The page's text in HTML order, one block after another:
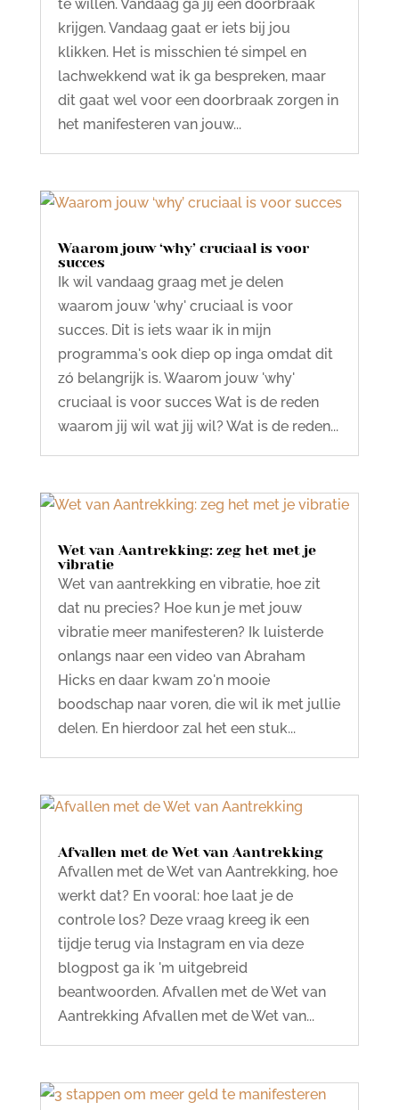
te willen. Vandaag ga jij een doorbraak
krijgen. Vandaag gaat er iets bij jou
klikken. Het is misschien té simpel en
lachwekkend wat ik ga bespreken, maar
dit gaat wel voor een doorbraak zorgen in
het manifesteren van jouw...
Waarom jouw ‘why’ cruciaal is voor
succes
Ik wil vandaag graag met je delen
waarom jouw 'why' cruciaal is voor
succes. Dit is iets waar ik in mijn
programma's ook diep op inga omdat dit
zó belangrijk is. Waarom jouw 'why'
cruciaal is voor succes Wat is de reden
waarom jij wil wat jij wil? Wat is de reden...
Wet van Aantrekking: zeg het met je
vibratie
Wet van aantrekking en vibratie, hoe zit
dat nu precies? Hoe kun je met jouw
vibratie meer manifesteren? Ik luisterde
onlangs naar een video van Abraham
Hicks en daar kwam zo'n mooie
boodschap naar voren, die wil ik met jullie
delen. En hierdoor zal het een stuk...
Afvallen met de Wet van Aantrekking
Afvallen met de Wet van Aantrekking, hoe
werkt dat? En vooral: hoe laat je de
controle los? Deze vraag kreeg ik een
tijdje terug via Instagram en via deze
blogpost ga ik 'm uitgebreid
beantwoorden. Afvallen met de Wet van
Aantrekking Afvallen met de Wet van...